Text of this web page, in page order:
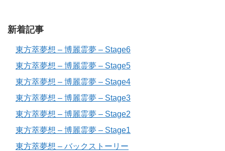
新着記事
東方萃夢想 – 博麗霊夢 – Stage6
東方萃夢想 – 博麗霊夢 – Stage5
東方萃夢想 – 博麗霊夢 – Stage4
東方萃夢想 – 博麗霊夢 – Stage3
東方萃夢想 – 博麗霊夢 – Stage2
東方萃夢想 – 博麗霊夢 – Stage1
東方萃夢想 – バックストーリー